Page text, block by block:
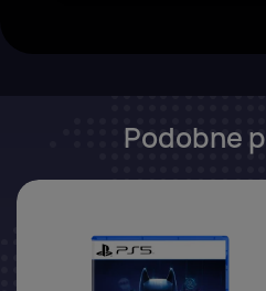
Podobne